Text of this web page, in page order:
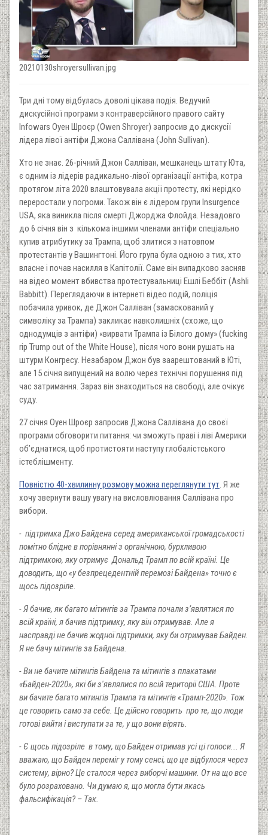
20210130shroyersullivan.jpg
Три дні тому відбулась доволі цікава подія. Ведучий
дискусійної програми з контраверсійного правого сайту
Infowars Оуен Шроєр (Owen Shroyer) запросив до дискусії
лідера лівої антіфи Джона Саллівана (John Sullivan).
Хто не знає. 26-річний Джон Салліван, мешканець штату Юта,
є одним із лідерів радикально-лівої організації антіфа, котра
протягом літа 2020 влаштовувала акції протесту, які нерідко
переростали у погроми. Також він є лідером групи Insurgence
USA, яка виникла після смерті Джорджа Флойда. Незадовго
до 6 січня він з кількома іншими членами антіфи спеціально
купив атрибутику за Трампа, щоб злитися з натовпом
протестантів у Вашингтоні. Його група була одною з тих, хто
власне і почав насилля в Капітолії. Саме він випадково засняв
на відео момент вбивства протестувальниці Ешлі Беббіт (Ashli
Babbitt). Переглядаючи в інтернеті відео подій, поліція
побачила уривок, де Джон Салліван (замаскований у
символіку за Трампа) закликає навколишніх (схоже, що
однодумців з антіфи) «вирвати Трампа із Білого дому» (fucking
rip Trump out of the White House), після чого вони рушать на
штурм Конгресу. Незабаром Джон був заарештований в Юті,
але 15 січня випущений на волю через технічні порушення під
час затримання. Зараз він знаходиться на свободі, але очікує
суду.
27 січня Оуен Шроєр запросив Джона Саллівана до своєї
програми обговорити питання: чи зможуть праві і ліві Америки
об’єднатися, щоб протистояти наступу глобалістського
істеблішменту.
Повністю 40-хвилинну розмову можна переглянути тут. Я же
хочу звернути вашу увагу на висловлювання Саллівана про
вибори.
- підтримка Джо Байдена серед американської громадськості
помітно блідне в порівнянні з органічною, бурхливою
підтримкою, яку отримує Дональд Трамп по всій країні. Це
доводить, що «у безпрецедентній перемозі Байдена» точно є
щось підозріле.
- Я бачив, як багато мітингів за Трампа почали з’являтися по
всій країні, я бачив підтримку, яку він отримував. Але я
насправді не бачив жодної підтримки, яку би отримував Байден.
Я не бачу мітингів за Байдена.
- Ви не бачите мітингів Байдена та мітингів з плакатами
«Байден-2020», які би з'являлися по всій території США. Проте
ви бачите багато мітингів Трампа та мітингів «Трамп-2020». Тож
це говорить само за себе. Це дійсно говорить про те, що люди
готові вийти і виступати за те, у що вони вірять.
- Є щось підозріле в тому, що Байден отримав усі ці голоси... Я
вважаю, що Байден переміг у тому сенсі, що це відбулося через
систему, вірно? Це сталося через виборчі машини. От на що все
було розраховано. Чи думаю я, що могла бути якась
фальсифікація? – Так.